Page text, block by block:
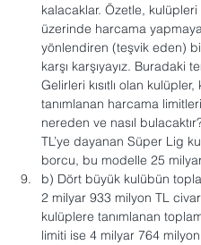
kalacaklar. Özetle,
üzerinde harcama
yönlendiren (teşvik eden)
karşı karşıyayız. Buradaki
Gelirleri kısıtlı olan
tanımlanan harcama
nereden ve nasıl
TL’ye dayanan Süper Lig
borcu, bu modelle 25
b) Dört büyük kulübün
2 milyar 933 milyon TL
kulüplere tanımlanan
limiti ise 4 milyar 764